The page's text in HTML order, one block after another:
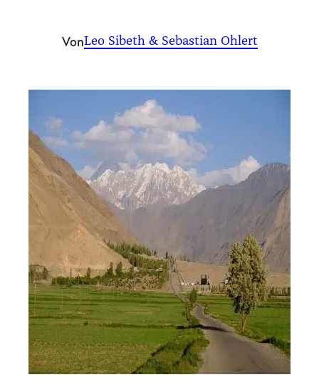
VonLeo Sibeth & Sebastian Ohlert